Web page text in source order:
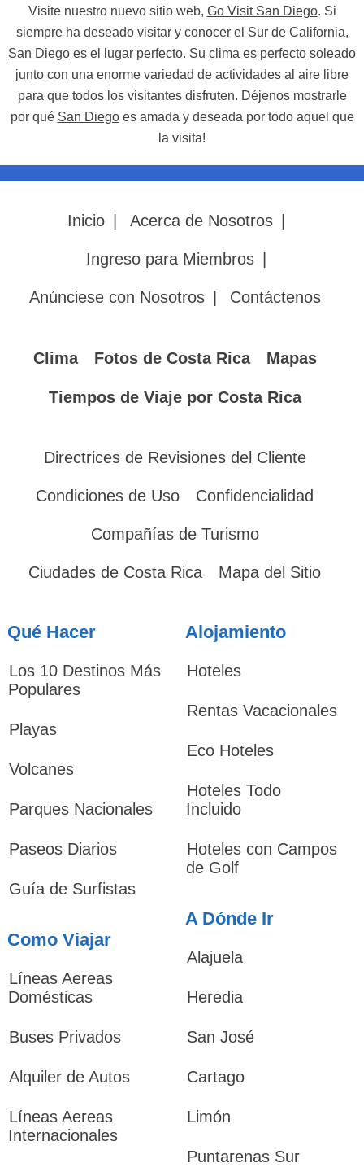
Visite nuestro nuevo sitio web, Go Visit San Diego. Si
siempre ha deseado visitar y conocer el Sur de California,
San Diego es el lugar perfecto. Su clima es perfecto soleado
junto con una enorme variedad de actividades al aire libre
para que todos los visitantes disfruten. Déjenos mostrarle
por qué San Diegoes amada y deseada por todo aquel que
la visita!
Inicio Acerca de Nosotros
Ingreso para Miembros
Anúnciese con Nosotros Contáctenos
Clima Fotos de Costa Rica Mapas
Tiempos de Viaje por Costa Rica
Directrices de Revisiones del Cliente
Condiciones de Uso Confidencialidad
Compañías de Turismo
Ciudades de Costa Rica Mapa del Sitio
Qué Hacer
Los 10 Destinos Más
Populares
Playas
Volcanes
Parques Nacionales
Paseos Diarios
Guía de Surfistas
Como Viajar
Líneas Aereas
Domésticas
Buses Privados
Alquiler de Autos
Líneas Aereas
Internacionales
Alojamiento
Hoteles
Rentas Vacacionales
Eco Hoteles
Hoteles Todo
Incluido
Hoteles con Campos
de Golf
A Dónde Ir
Alajuela
Heredia
San José
Cartago
Limón
Puntarenas Sur